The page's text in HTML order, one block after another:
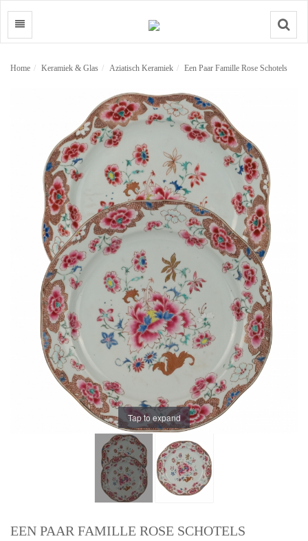
Search
Home Keramiek & Glas Aziatisch Keramiek Een Paar Famille Rose Schotels
Tap to expand
EEN PAAR FAMILLE ROSE SCHOTELS